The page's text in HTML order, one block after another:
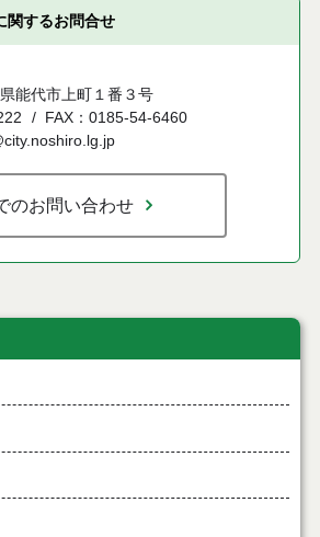
関するお問合せ
能代市上町１番３号
FAX：0185-54-6460
のお問い合わせ